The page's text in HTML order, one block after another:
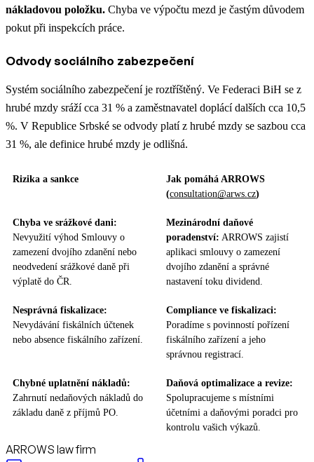
nákladovou položku. Chyba ve výpočtu mezd je častým důvodem
pokut při inspekcích práce.
Odvody sociálního zabezpečení
Systém sociálního zabezpečení je roztříštěný. Ve Federaci BiH se z
hrubé mzdy sráží cca 31 % a zaměstnavatel doplácí dalších cca 10,5
%. V Republice Srbské se odvody platí z hrubé mzdy se sazbou cca
31 %, ale definice hrubé mzdy je odlišná.
Rizika a sankce
Jak pomáhá ARROWS
(consultation@arws.cz)
Chyba ve srážkové dani:
Nevyužití výhod Smlouvy o
zamezení dvojího zdanění nebo
neodvedení srážkové daně při
výplatě do ČR.
Mezinárodní daňové
poradenství: ARROWS zajistí
aplikaci smlouvy o zamezení
dvojího zdanění a správné
nastavení toku dividend.
Nesprávná fiskalizace:
Nevydávání fiskálních účtenek
nebo absence fiskálního zařízení.
Compliance ve fiskalizaci:
Poradíme s povinností pořízení
fiskálního zařízení a jeho
správnou registrací.
Chybné uplatnění nákladů:
Zahrnutí nedaňových nákladů do
základu daně z příjmů PO.
Daňová optimalizace a revize:
Spolupracujeme s místními
účetními a daňovými poradci pro
kontrolu vašich výkazů.
ARROWS law firm